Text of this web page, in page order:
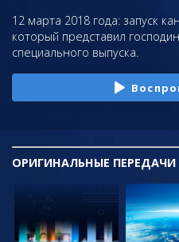
12 марта 2018 года: запуск
который представил
специального выпуска.
ОРИГИНАЛЬНЫЕ ПЕРЕДАЧИ